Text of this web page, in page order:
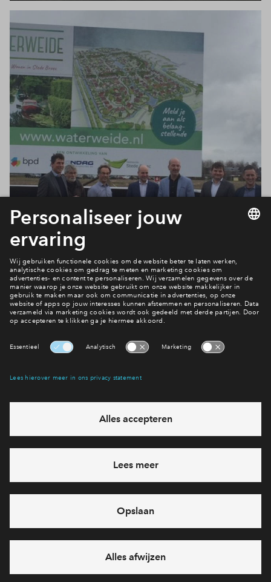
Planning
eventuele projecten
Ja, ik wil mij aanmelden
Heb je een vraag en wil je direct antwoord? Bel ons op088
712 21 38
6 dagen per week beschikbaar (behalve tijdens
feestdagen)
vandaag van 09:00 - 18:00 uur